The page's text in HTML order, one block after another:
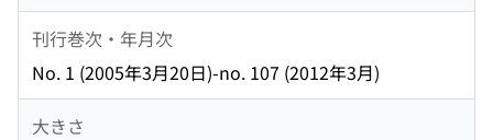
刊行巻次・年月次
No. 1 (2005年3月20日)-no. 107 (2012年3月)
大きさ